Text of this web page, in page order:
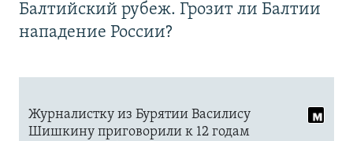
Балтийский рубеж. Грозит ли Балтии
нападение России?